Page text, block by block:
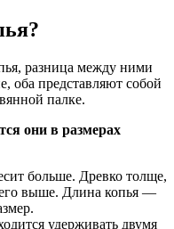
разница между ними
оба представляют собой
палке.
они в размерах
больше. Древко толще,
выше. Длина копья —
удерживать двумя